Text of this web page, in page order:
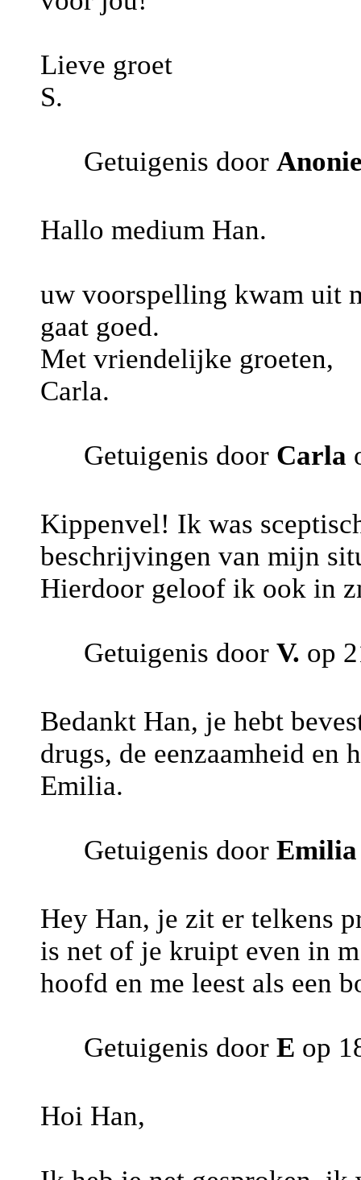
Lieve groet
S.
Getuigenis door
Hallo medium Han.
uw voorspelling kwam uit
gaat goed.
Met vriendelijke groeten,
Carla.
Getuigenis door Carla
Kippenvel! Ik was
beschrijvingen van mijn
Hierdoor geloof ik ook in
Getuigenis door V. op
Bedankt Han, je hebt
drugs, de eenzaamheid en
Emilia.
Getuigenis door Emilia
Hey Han, je zit er telkens
is net of je kruipt even in m
hoofd en me leest als een
Getuigenis door E op
Hoi Han,